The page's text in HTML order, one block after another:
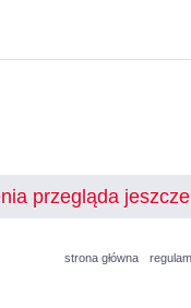
przegląda
strona główna